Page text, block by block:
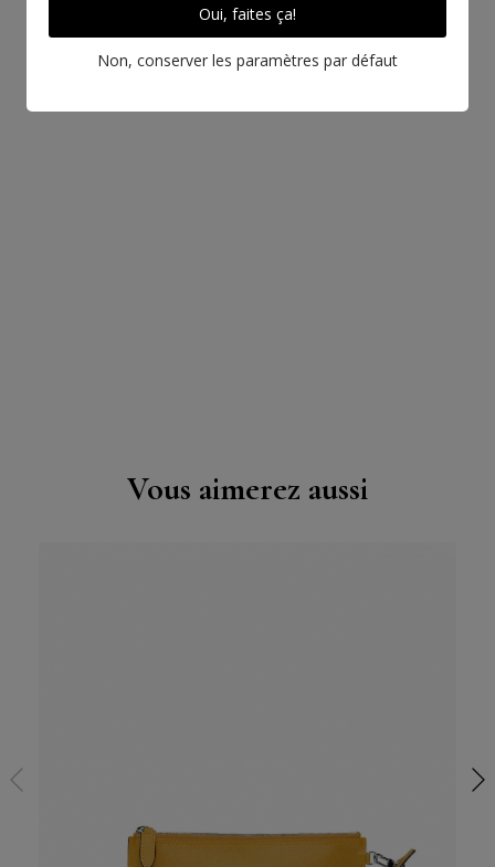
Vous aimerez aussi
Oui, faites ça!
Non, conserver les paramètres par défaut